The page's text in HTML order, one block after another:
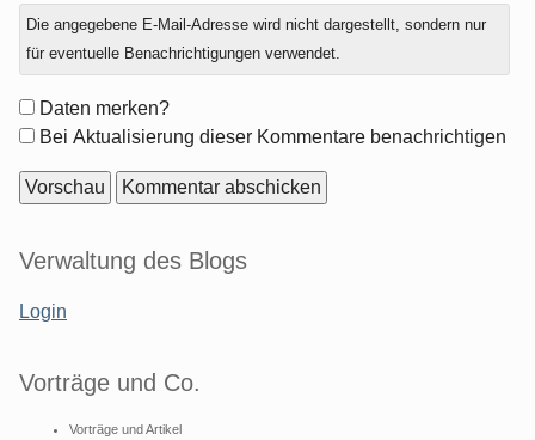
Antwort
zu
Die angegebene E-Mail-Adresse wird nicht dargestellt, sondern nur
für eventuelle Benachrichtigungen verwendet.
Formular-
Optionen
Daten merken?
Bei Aktualisierung dieser Kommentare benachrichtigen
Seitenleiste
Verwaltung des Blogs
Login
Vorträge und Co.
Vorträge und Artikel